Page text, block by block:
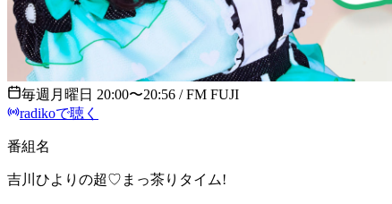
毎週月曜日 20:00〜20:56 / FM FUJI
radikoで聴く
番組名
吉川ひよりの超♡まっ茶りタイム!